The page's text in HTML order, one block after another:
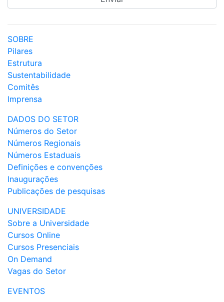
SOBRE
Pilares
Estrutura
Sustentabilidade
Comitês
Imprensa
DADOS DO SETOR
Números do Setor
Números Regionais
Números Estaduais
Definições e convenções
Inaugurações
Publicações de pesquisas
UNIVERSIDADE
Sobre a Universidade
Cursos Online
Cursos Presenciais
On Demand
Vagas do Setor
EVENTOS